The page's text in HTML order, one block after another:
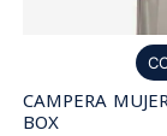
CAMPERA
BOX